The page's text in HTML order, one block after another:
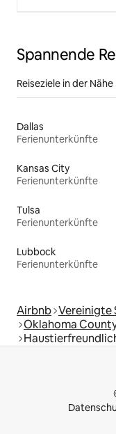
Spannende
Reiseziele in der Nähe
Dallas
Ferienunterkünfte
Kansas City
Ferienunterkünfte
Tulsa
Ferienunterkünfte
Lubbock
Ferienunterkünfte
Airbnb Vereinigte
Oklahoma